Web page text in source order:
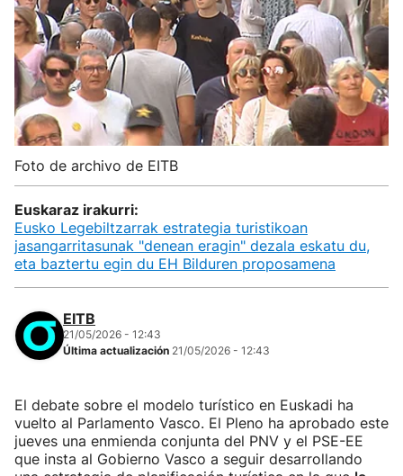
Foto de archivo de EITB
Euskaraz irakurri:
Eusko Legebiltzarrak estrategia turistikoan
jasangarritasunak "denean eragin" dezala eskatu du,
eta baztertu egin du EH Bilduren proposamena
EITB
21/05/2026 - 12:43
Última actualización 21/05/2026 - 12:43
El debate sobre el modelo turístico en Euskadi ha
vuelto al Parlamento Vasco. El Pleno ha aprobado este
jueves una enmienda conjunta del PNV y el PSE-EE
que insta al Gobierno Vasco a seguir desarrollando